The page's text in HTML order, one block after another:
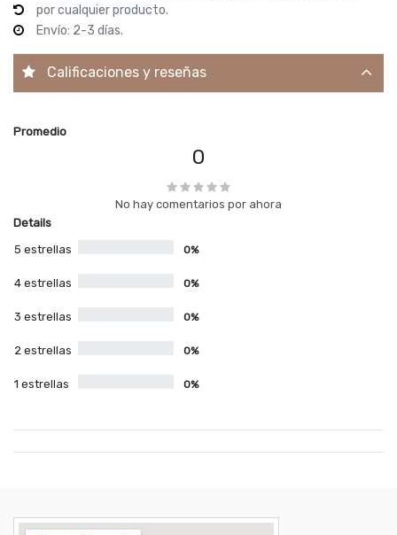
por cualquier producto.
Envío: 2-3 días.
Calificaciones y reseñas
Promedio
0
No hay comentarios por ahora
Details
5 estrellas
0%
4 estrellas 0%
3 estrellas 0%
2 estrellas 0%
1 estrellas 0%